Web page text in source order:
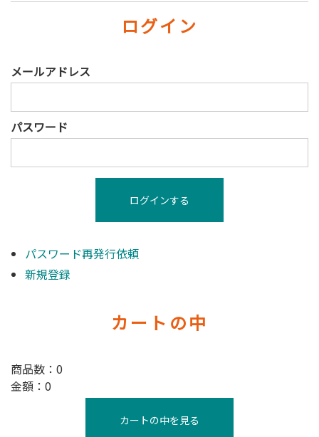
ログイン
メールアドレス
パスワード
パスワード再発行依頼
新規登録
カートの中
商品数：0
金額：0
カートの中を見る